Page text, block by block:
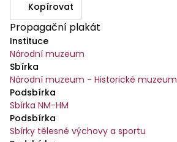
Kopírovat
Propagační plakát
Instituce
Národní muzeum
Sbírka
Národní muzeum - Historické muzeum
Podsbírka
Sbírka NM-HM
Podsbírka
Sbírky tělesné výchovy a sportu